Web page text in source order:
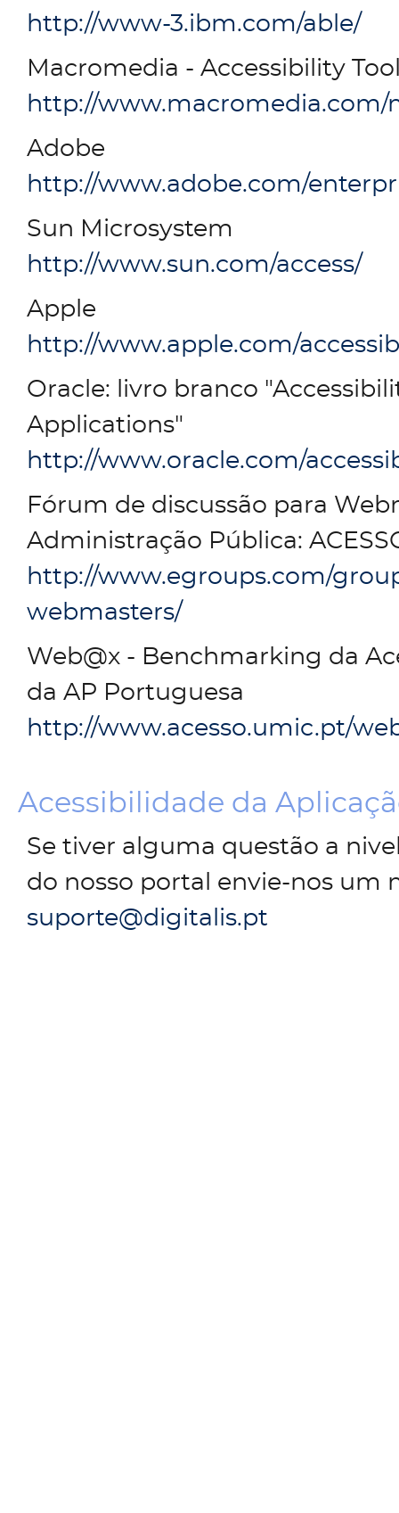
http://www-3.ibm.com/able/
Macromedia - Accessibility
http://www.macromedia.com/
Adobe
http://www.adobe.com/
Sun Microsystem
http://www.sun.com/access/
Apple
http://www.apple.com/
Oracle: livro branco
Applications"
http://www.oracle.com/
Fórum de discussão para
Administração Pública:
http://www.egroups.com/
webmasters/
Web@x - Benchmarking da
da AP Portuguesa
http://www.acesso.umic.pt/
Acessibilidade da
Se tiver alguma questão a
do nosso portal envie-nos um
suporte@digitalis.pt